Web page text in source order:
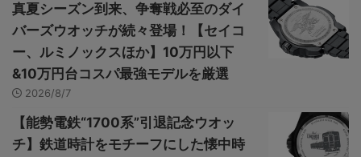
真夏シーズン到来、争奪戦必至のダイ
バーズウオッチが続々登場！【セイコ
ー、ルミノックスほか】10万円以下
&10万円台コスパ最強モデルを厳選
2026/8/7
【能勢電鉄“1700系”引退記念ウオッ
チ】鉄道時計をモチーフにした懐中時